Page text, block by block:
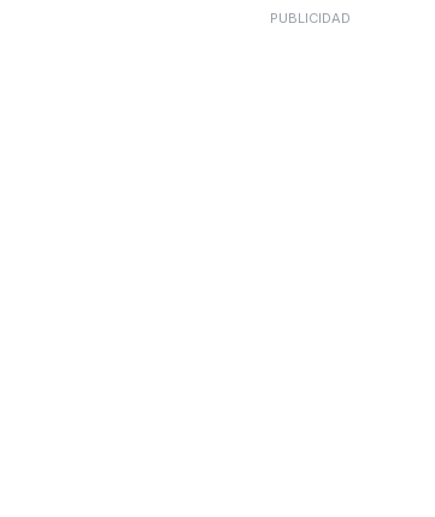
PUBLICIDAD